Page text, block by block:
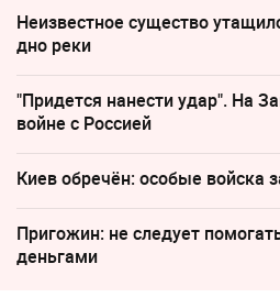
Неизвестное существо
дно реки
"Придется нанести удар". На
войне с Россией
Киев обречён: особые войска
Пригожин: не следует
деньгами